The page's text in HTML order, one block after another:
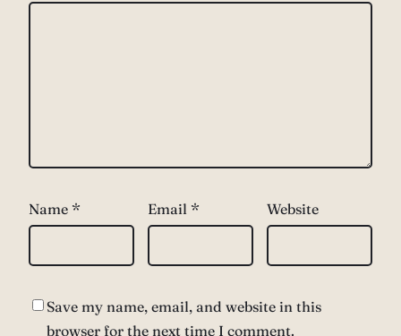
Name * Email * Website
Save my name, email, and website in this
browser for the next time I comment.